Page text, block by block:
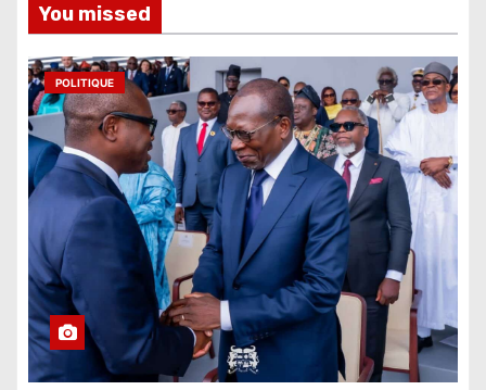
You missed
POLITIQUE